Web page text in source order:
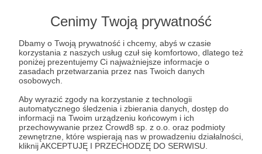
Cenimy Twoją prywatność
Dbamy o Twoją prywatność i chcemy, abyś w czasie
korzystania z naszych usług czuł się komfortowo, dlatego też
poniżej prezentujemy Ci najważniejsze informacje o
zasadach przetwarzania przez nas Twoich danych
osobowych.
Aby wyrazić zgody na korzystanie z technologii
automatycznego śledzenia i zbierania danych, dostęp do
informacji na Twoim urządzeniu końcowym i ich
przechowywanie przez Crowd8 sp. z o.o. oraz podmioty
zewnętrzne, które wspierają nas w prowadzeniu działalności,
kliknij AKCEPTUJĘ I PRZECHODZĘ DO SERWISU.
18.09.2023 Brak komentarzy
Powrót po wakacjach